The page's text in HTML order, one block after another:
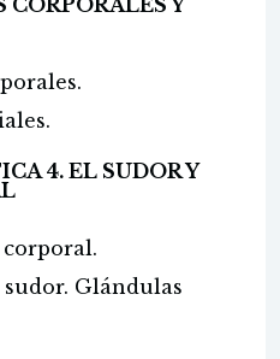
Y
4. EL SUDOR Y
Glándulas